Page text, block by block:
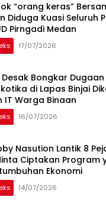
“orang keras”
Diduga Kuasi Seluruh
Pirngadi Medan
17/07/2026
Desak Bongkar
di Lapas Binjai
IT Warga Binaan
16/07/2026
Nasution Lantik 8
Ciptakan Program
Ekonomi
14/07/2026